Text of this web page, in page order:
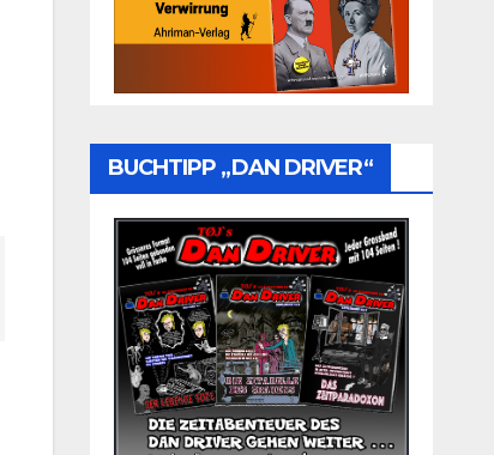
BUCHTIPP „DAN DRIVER“